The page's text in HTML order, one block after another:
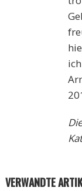
VERWANDTE